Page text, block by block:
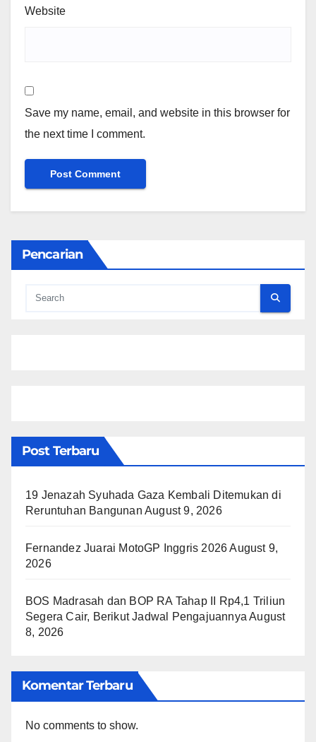
Website
Save my name, email, and website in this browser for
the next time I comment.
Pencarian
Post Terbaru
19 Jenazah Syuhada Gaza Kembali Ditemukan di
Reruntuhan Bangunan August 9, 2026
Fernandez Juarai MotoGP Inggris 2026 August 9,
2026
BOS Madrasah dan BOP RA Tahap II Rp4,1 Triliun
Segera Cair, Berikut Jadwal Pengajuannya August
8, 2026
Komentar Terbaru
No comments to show.